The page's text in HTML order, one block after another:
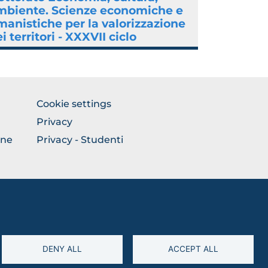
DENY ALL ACCEPT ALL
Scienze economiche e
per la valorizzazione
territori - XXXVII ciclo
BROWSE
THE
SECTION
Cookie settings
Privacy
Privacy - Studenti